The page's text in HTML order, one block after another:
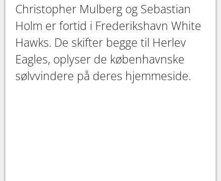
Christopher Mulberg og Sebastian
Holm er fortid i Frederikshavn White
Hawks. De skifter begge til Herlev
Eagles, oplyser de københavnske
sølvvindere på deres hjemmeside.